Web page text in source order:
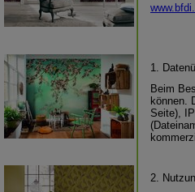
1.
Beim
können.
Seite),
2.